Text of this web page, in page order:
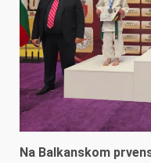
Na Balkanskom